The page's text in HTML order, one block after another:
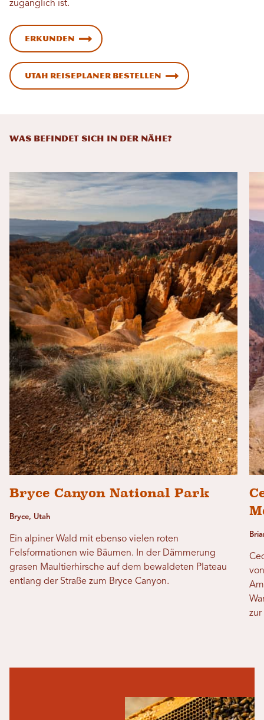
zugänglich ist.
Erkunden
Utah Reiseplaner bestellen
WAS BEFINDET SICH IN DER NÄHE?
Bryce Canyon National Park
Bryce, Utah
Ein alpiner Wald mit ebenso vielen roten
Felsformationen wie Bäumen. In der Dämmerung
grasen Maultierhirsche auf dem bewaldeten Plateau
entlang der Straße zum Bryce Canyon.